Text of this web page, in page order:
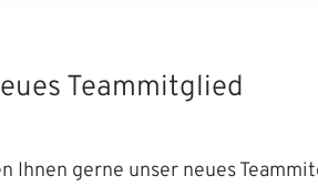
Teammitglied
Ihnen gerne unser neues